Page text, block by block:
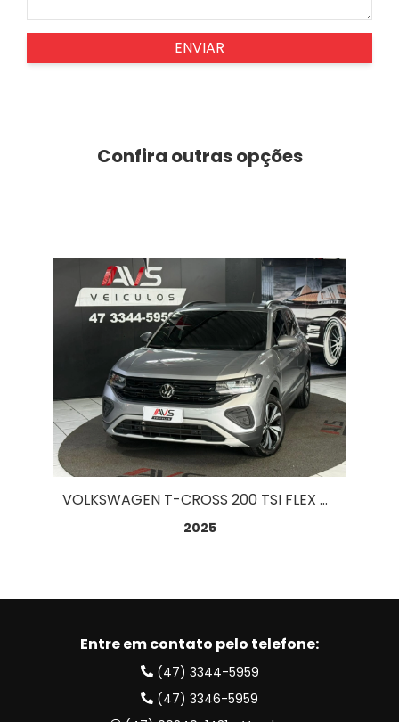
ENVIAR
Confira outras opções
VOLKSWAGEN T-CROSS 200 TSI FLEX AUT. 1.0
2025
Entre em contato pelo telefone:
(47) 3344-5959
(47) 3346-5959